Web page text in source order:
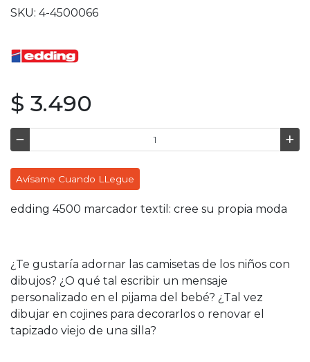
SKU: 4-4500066
$ 3.490
Avísame Cuando LLegue
edding 4500 marcador textil: cree su propia moda
¿Te gustaría adornar las camisetas de los niños con
dibujos? ¿O qué tal escribir un mensaje
personalizado en el pijama del bebé? ¿Tal vez
dibujar en cojines para decorarlos o renovar el
tapizado viejo de una silla?